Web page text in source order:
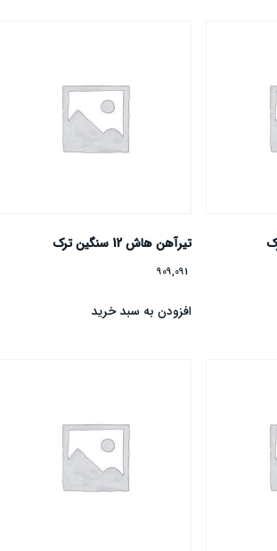
تیرآهن هاش 12 سنگین ترک
909,091
افزودن به سبد خرید